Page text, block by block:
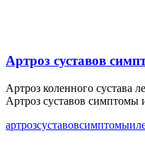
Артроз суставов
Артроз коленного сустава
Артроз суставов симптомы
артрозсуставовсимптомыи